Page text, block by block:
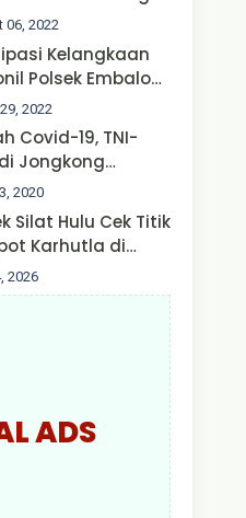
Kambing warga
Ops Aman
II Polda Kalbar*
06, 2022
Kelangkaan
Polsek Embaloh
Lakukan
Oksigen
2022
Covid-19, TNI-
Jongkong
Masyarakat
Kumpul Hinga
Malam.
2020
Silat Hulu Cek Titik
Karhutla di
Dangkan,
Sudah
2026
ADS